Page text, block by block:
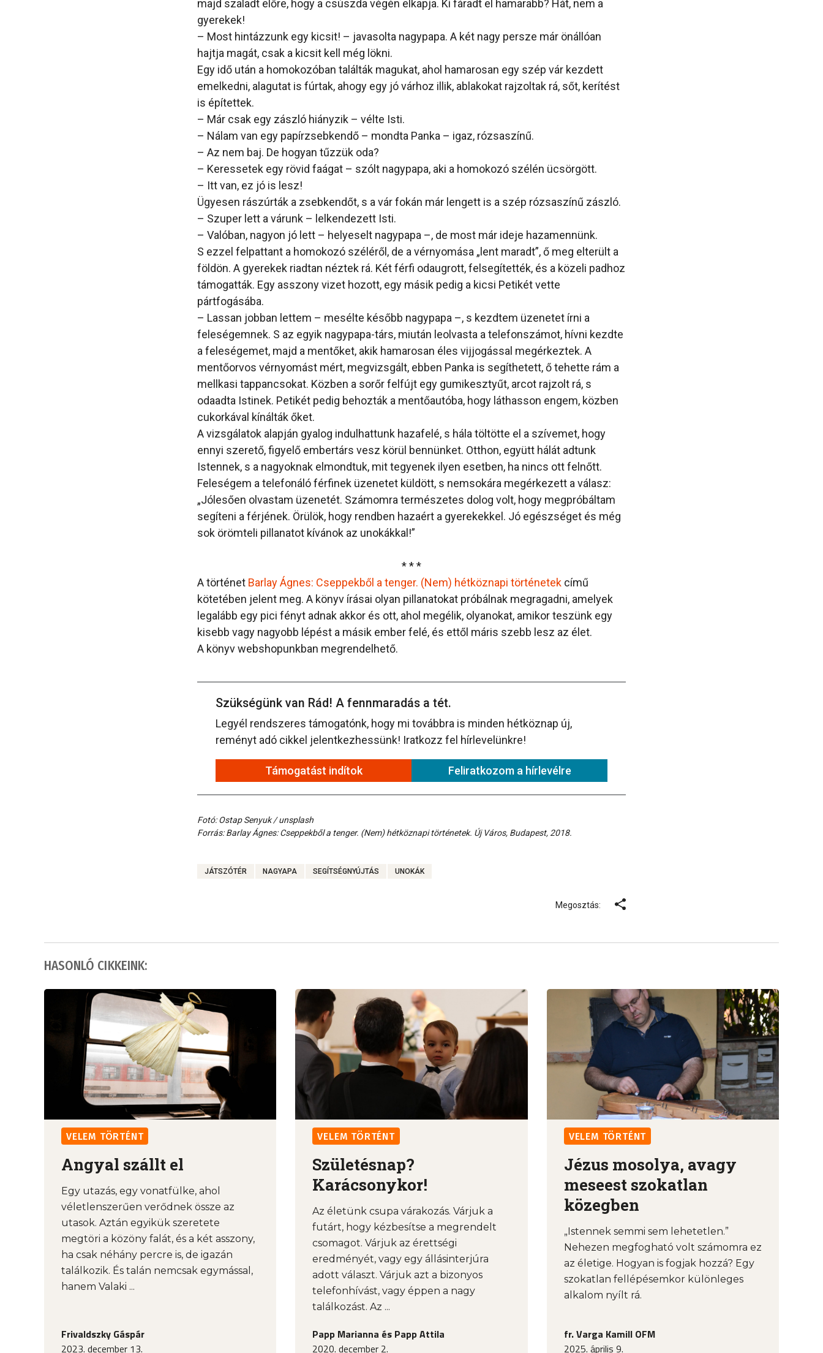
majd szaladt előre, hogy a csúszda végén elkapja. Ki fáradt el hamarabb? Hát, nem a
gyerekek!
– Most hintázzunk egy kicsit! – javasolta nagypapa. A két nagy persze már önállóan
hajtja magát, csak a kicsit kell még lökni.
Egy idő után a homokozóban találták magukat, ahol hamarosan egy szép vár kezdett
emelkedni, alagutat is fúrtak, ahogy egy jó várhoz illik, ablakokat rajzoltak rá, sőt, kerítést
is építettek.
– Már csak egy zászló hiányzik – vélte Isti.
– Nálam van egy papírzsebkendő – mondta Panka – igaz, rózsaszínű.
– Az nem baj. De hogyan tűzzük oda?
– Keressetek egy rövid faágat – szólt nagypapa, aki a homokozó szélén ücsörgött.
– Itt van, ez jó is lesz!
Ügyesen rászúrták a zsebkendőt, s a vár fokán már lengett is a szép rózsaszínű zászló.
– Szuper lett a várunk – lelkendezett Isti.
– Valóban, nagyon jó lett – helyeselt nagypapa –, de most már ideje hazamennünk.
S ezzel felpattant a homokozó széléről, de a vérnyomása „lent maradt”, ő meg elterült a
földön. A gyerekek riadtan néztek rá. Két férfi odaugrott, felsegítették, és a közeli padhoz
támogatták. Egy asszony vizet hozott, egy másik pedig a kicsi Petikét vette
pártfogásába.
– Lassan jobban lettem – mesélte később nagypapa –, s kezdtem üzenetet írni a
feleségemnek. S az egyik nagypapa-társ, miután leolvasta a telefonszámot, hívni kezdte
a feleségemet, majd a mentőket, akik hamarosan éles vijjogással megérkeztek. A
mentőorvos vérnyomást mért, megvizsgált, ebben Panka is segíthetett, ő tehette rám a
mellkasi tappancsokat. Közben a sorőr felfújt egy gumikesztyűt, arcot rajzolt rá, s
odaadta Istinek. Petikét pedig behozták a mentőautóba, hogy láthasson engem, közben
cukorkával kínálták őket.
A vizsgálatok alapján gyalog indulhattunk hazafelé, s hála töltötte el a szívemet, hogy
ennyi szerető, figyelő embertárs vesz körül bennünket. Otthon, együtt hálát adtunk
Istennek, s a nagyoknak elmondtuk, mit tegyenek ilyen esetben, ha nincs ott felnőtt.
Feleségem a telefonáló férfinek üzenetet küldött, s nemsokára megérkezett a válasz:
„Jólesően olvastam üzenetét. Számomra természetes dolog volt, hogy megpróbáltam
segíteni a férjének. Örülök, hogy rendben hazaért a gyerekekkel. Jó egészséget és még
sok örömteli pillanatot kívánok az unokákkal!”
* * *
A történet Barlay Ágnes: Cseppekből a tenger. (Nem) hétköznapi történetek című
kötetében jelent meg. A könyv írásai olyan pillanatokat próbálnak megragadni, amelyek
legalább egy pici fényt adnak akkor és ott, ahol megélik, olyanokat, amikor teszünk egy
kisebb vagy nagyobb lépést a másik ember felé, és ettől máris szebb lesz az élet.
A könyv webshopunkban megrendelhető.
Szükségünk van Rád! A fennmaradás a tét.
Legyél rendszeres támogatónk, hogy mi továbbra is minden hétköznap új,
reményt adó cikkel jelentkezhessünk! Iratkozz fel hírlevelünkre!
Támogatást indítok Feliratkozom a hírlevélre
Fotó: Ostap Senyuk / unsplash
Forrás: Barlay Ágnes: Cseppekből a tenger. (Nem) hétköznapi történetek. Új Város, Budapest, 2018.
JÁTSZÓTÉR NAGYAPA SEGÍTSÉGNYÚJTÁS UNOKÁK
Megosztás:
HASONLÓ CIKKEINK:
VELEM TÖRTÉNT
Angyal szállt el
Egy utazás, egy vonatfülke, ahol
véletlenszerűen verődnek össze az
utasok. Aztán egyikük szeretete
megtöri a közöny falát, és a két asszony,
ha csak néhány percre is, de igazán
találkozik. És talán nemcsak egymással,
hanem Valaki ...
Frivaldszky Gáspár
2023. december 13.
VELEM TÖRTÉNT
Születésnap?
Karácsonykor!
Az életünk csupa várakozás. Várjuk a
futárt, hogy kézbesítse a megrendelt
csomagot. Várjuk az érettségi
eredményét, vagy egy állásinterjúra
adott választ. Várjuk azt a bizonyos
telefonhívást, vagy éppen a nagy
találkozást. Az ...
Papp Marianna és Papp Attila
2020. december 2.
VELEM TÖRTÉNT
Jézus mosolya, avagy
meseest szokatlan
közegben
„Istennek semmi sem lehetetlen.”
Nehezen megfogható volt számomra ez
az életige. Hogyan is fogjak hozzá? Egy
szokatlan fellépésemkor különleges
alkalom nyílt rá.
fr. Varga Kamill OFM
2025. április 9.